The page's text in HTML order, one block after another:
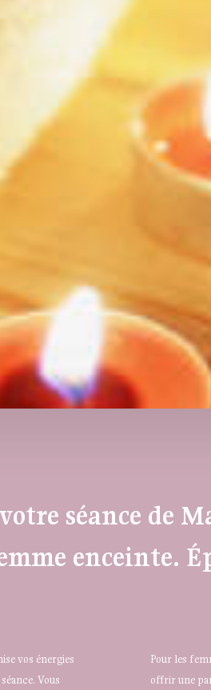
séance de
enceinte.
vos énergies
Vous
Pour les
offrir une